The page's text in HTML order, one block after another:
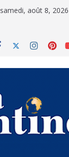
samedi, août 8, 2026